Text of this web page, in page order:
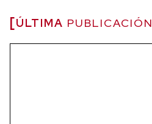
ÚLTIMA PUBLICACIÓN